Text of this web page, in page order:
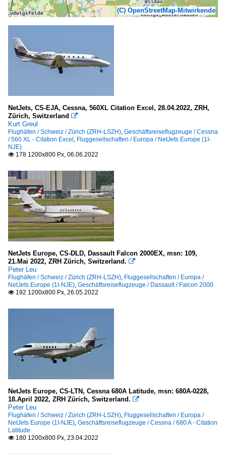
(C) OpenStreetMap-Mitwirkende
NetJets, CS-EJA, Cessna, 560XL Citation Excel, 28.04.2022, ZRH,
Zürich, Switzerland 
Kurt Greul
Flughäfen / Schweiz / Zürich (ZRH-LSZH), Geschäftsreiseflugzeuge / Cessna
/ 560 XL - Citation Excel , Fluggesellschaften / Europa / NetJets Europe (1I-
NJE)
 178 1200x800 Px, 06.06.2022
NetJets Europe, CS-DLD, Dassault Falcon 2000EX, msn: 109,
21.Mai 2022, ZRH Zürich, Switzerland. 
Peter Leu
Flughäfen / Schweiz / Zürich (ZRH-LSZH), Fluggesellschaften / Europa /
NetJets Europe (1I-NJE), Geschäftsreiseflugzeuge / Dassault / Falcon 2000
 192 1200x800 Px, 26.05.2022
NetJets Europe, CS-LTN, Cessna 680A Latitude, msn: 680A-0228,
18.April 2022, ZRH Zürich, Switzerland. 
Peter Leu
Flughäfen / Schweiz / Zürich (ZRH-LSZH), Fluggesellschaften / Europa /
NetJets Europe (1I-NJE), Geschäftsreiseflugzeuge / Cessna / 680 A - Citation
Latitude
 180 1200x800 Px, 23.04.2022